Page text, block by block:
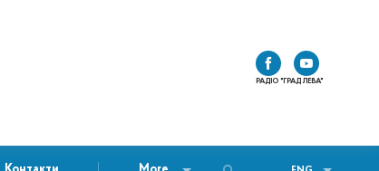
РАДІО "ГРАД ЛЕВА"